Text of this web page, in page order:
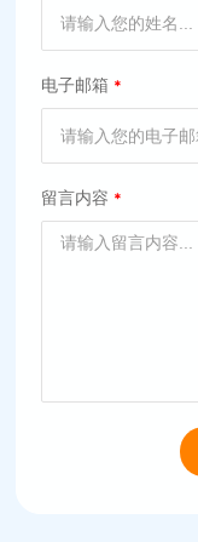
电子邮箱
留言内容